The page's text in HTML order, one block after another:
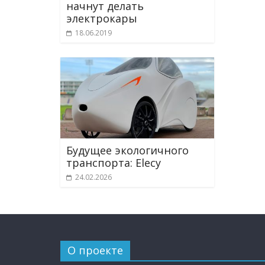
начнут делать
электрокары
18.06.2019
Будущее экологичного
транспорта: Elecy
24.02.2026
О проекте